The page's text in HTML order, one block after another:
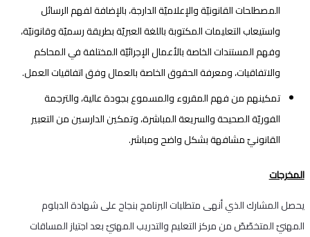
المصطلحات القانونيّة والإعلاميّة الدارجة، بالإضافة لفهم الرسائل
واستيعاب التعليمات المكتوبة باللغة العبريّة بطريقة رسميّة وقانونيّة،
وفهم المستندات الخاصة بالأعمال الإجرائيّة المختلفة في المحاكم
والاتفاقيات، ومعرفة الحقوق الخاصة بالعمال وفق اتفاقيات العمل.
تمكينهم من فهم المقروء والمسموع بجودة عالية، والترجمة
الفوريّة الصحيحة والسريعة المباشرة، وتمكين الدارسين من التعبير
القانونيّ مشافهة بشكل واضح ومباشر.
المخرجات
يحصل المشارك الذي أنهى متطلبات البرنامج بنجاح على شهادة الدبلوم
المهنيّ المتخصّصّ من مركز التعليم والتدريب المهنيّ بعد اجتياز المساقات